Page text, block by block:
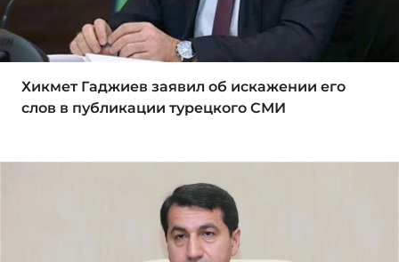
Хикмет Гаджиев заявил об искажении его
слов в публикации турецкого СМИ